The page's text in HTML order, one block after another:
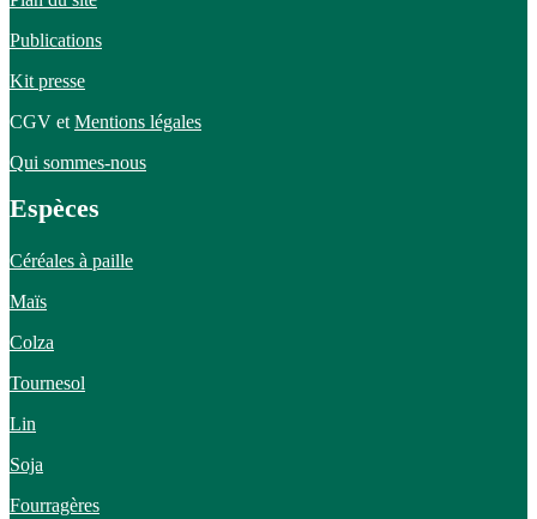
Publications
Kit presse
CGV et Mentions légales
Qui sommes-nous
Espèces
Céréales à paille
Maïs
Colza
Tournesol
Lin
Soja
Fourragères